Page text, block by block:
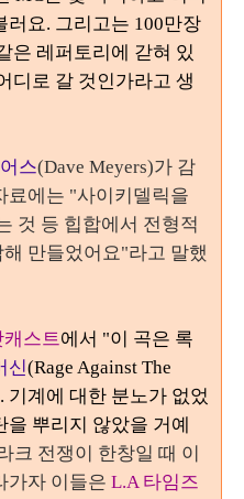
러요. 그리고는 100만장
은 레퍼토리에 갇혀 있
디로 갈 것인가라고 생
스(Dave Meyers)가 감
료에는 "사이키델릭을
것 등 힙합에서 전형적
만들었어요"라고 말했
스트에서 "이 곡은 록
신(Rage Against The
기계에 대한 분노가 없었
을 뿌리지 않았을 거예
크 전쟁이 한창일 때 이
가자 이들은 L.A 타임즈